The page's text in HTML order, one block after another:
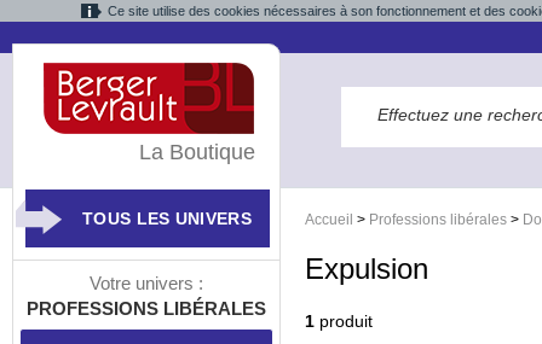
Ce site utilise des cookies nécessaires à son fonctionnement et des
Accueil > Professions libérales >
Expulsion
1 produit
La Boutique
TOUS LES UNIVERS
Votre univers :
PROFESSIONS LIBÉRALES